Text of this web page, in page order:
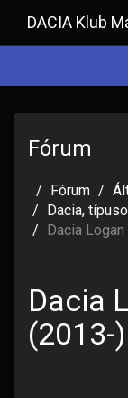
DACIA Klub
Fórum
Fórum
Dacia,
Dacia
Dacia
(2013-)